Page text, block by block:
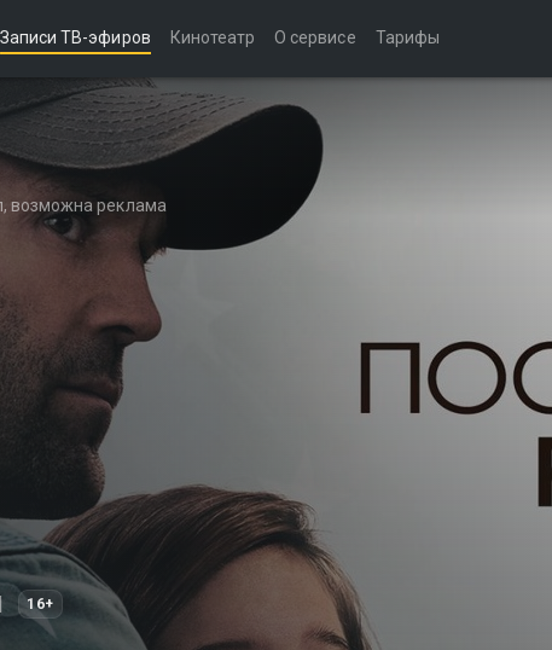
Записи ТВ-эфиров Кинотеатр О сервисе Тарифы
возможна реклама
16+